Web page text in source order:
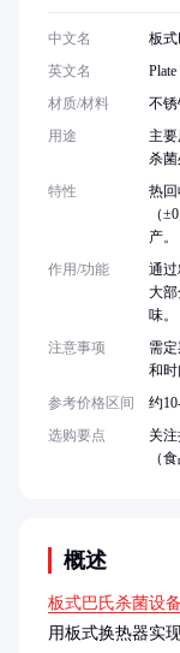
概述
板式巴氏杀菌设备
用板式换热器实
中文名
板
英文名
材质/材料
不锈
用途
主
杀菌
特性
热
（
产。
作用/功能
通
大
味。
注意事项
需
和时
参考价格区间
约
选购要点
关
（